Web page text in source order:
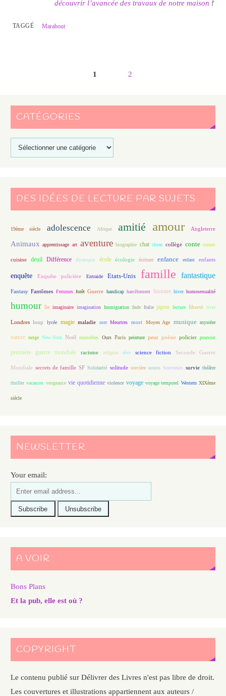
découvrir l’avancée des travaux de notre maison !
TAGGÉ Marabout
1 2
CATÉGORIES
DES IDÉES DE LECTURE PAR SUJETS
19ème siècle adolescence Afrique amitié amour Angleterre
Animaux apprentissage art aventure biographie chat chien collège conte contes
cuisine deuil Différence dystopie école écologie écriture enfance enfant enfants
enquête Enquête policière Entraide Etats-Unis famille fantastique
Fantasy Fantômes Femmes forêt Guerre handicap harcèlement histoire hiver homosexualité
humour île imaginaire imagination Immigration Inde Italie japon lecture liberté livre
Londres loup lycée magie maladie mer Meurtres mort Moyen Age musique mystère
nature neige New-York Noël nouvelles Ours Paris peinture peur poésie policier pouvoir
première guerre mondiale racisme religion rêve science fiction Seconde Guerre
Mondiale secrets de famille SF Solidarité solitude sorcière souris Souvenirs survie théâtre
thriller vacances vengeance vie quotidienne violence voyage voyage temporel Western XIXème
siècle
NEWSLETTER
Your email:
A VOIR
Bons Plans
Et la pub, elle est où ?
COPYRIGHT
Le contenu publié sur Délivrer des Livres n'est pas libre de droit.
Les couvertures et illustrations appartiennent aux auteurs /